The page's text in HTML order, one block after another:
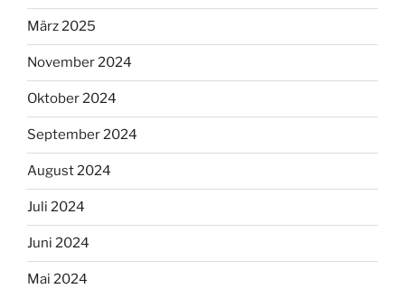
März 2025
November 2024
Oktober 2024
September 2024
August 2024
Juli 2024
Juni 2024
Mai 2024